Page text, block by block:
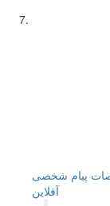
پیام شخصی
آفلاين